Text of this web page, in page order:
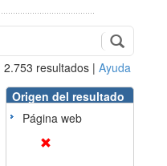
2.753 resultados | Ayuda
Origen del resultado
Página web